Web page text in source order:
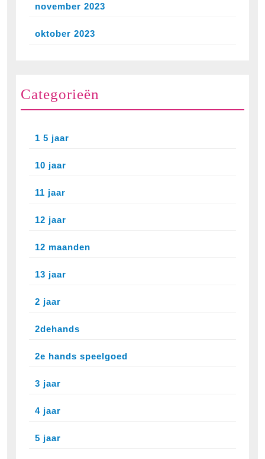
november 2023
oktober 2023
Categorieën
1 5 jaar
10 jaar
11 jaar
12 jaar
12 maanden
13 jaar
2 jaar
2dehands
2e hands speelgoed
3 jaar
4 jaar
5 jaar